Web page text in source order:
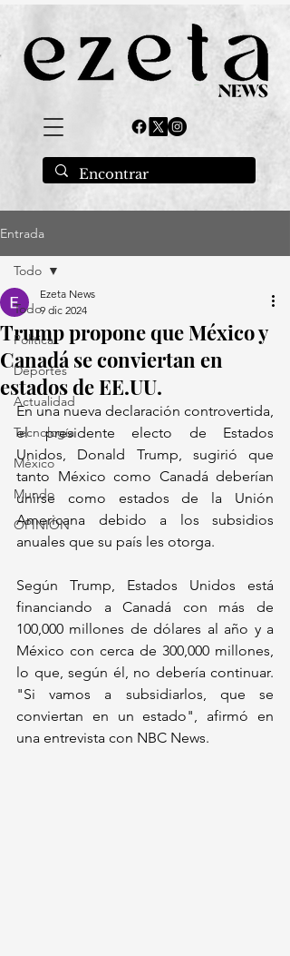
Entrada
Todo
Política
Deportes
Actualidad
Tecnología
México
Mundo
OPINIÓN
Todo
Trump propone que México y
Canadá se conviertan en
estados de EE.UU.
Ezeta News
9 dic 2024
En una nueva declaración controvertida,
el presidente electo de Estados
Unidos, Donald Trump, sugirió que
tanto México como Canadá deberían
unirse como estados de la Unión
Americana debido a los subsidios
anuales que su país les otorga.
Según Trump, Estados Unidos está
financiando a Canadá con más de
100,000 millones de dólares al año y a
México con cerca de 300,000 millones,
lo que, según él, no debería continuar.
"Si vamos a subsidiarlos, que se
conviertan en un estado", afirmó en
una entrevista con NBC News.